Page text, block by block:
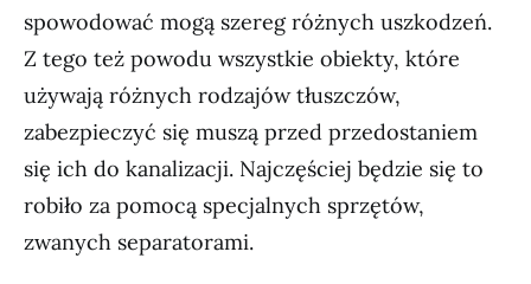
spowodować mogą szereg różnych uszkodzeń.
Z tego też powodu wszystkie obiekty, które
używają różnych rodzajów tłuszczów,
zabezpieczyć się muszą przed przedostaniem
się ich do kanalizacji. Najczęściej będzie się to
robiło za pomocą specjalnych sprzętów,
zwanych separatorami.